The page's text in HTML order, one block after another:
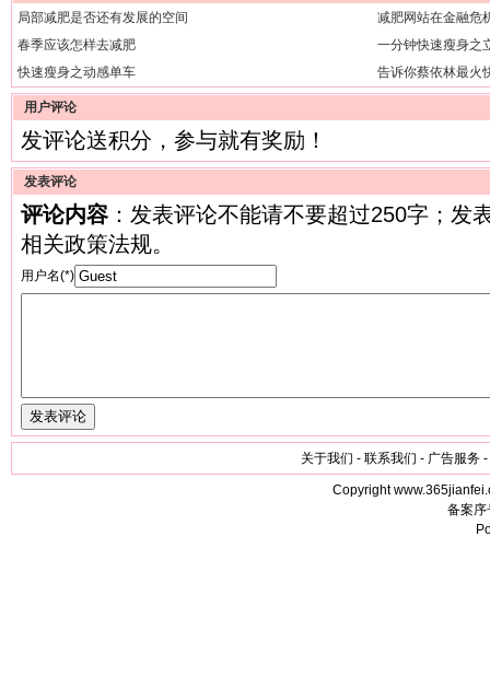
局部减肥是否还有发展的空间
减肥网站在金融危
春季应该怎样去减肥
一分钟快速瘦身之
快速瘦身之动感单车
告诉你蔡依林最火
用户评论
发评论送积分，参与就有奖励！
发表评论
评论内容 ：发表评论不能请不要超过250字；发
相关政策法规。
用户名(*)
关于我们 - 联系我们 - 广告服务
Copyright
备案序